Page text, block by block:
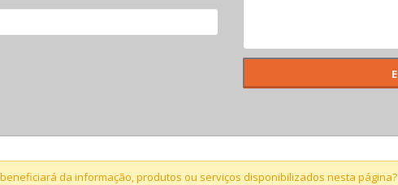
da informação, produtos ou serviços disponibilizados nesta página?